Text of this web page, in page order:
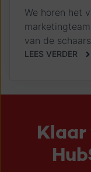
We horen het
van de
LEES VERDER
Klaar